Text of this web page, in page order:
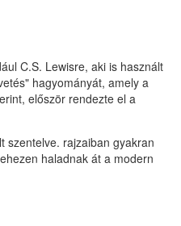
C.S. Lewisre, aki is használt
hagyományát, amely a
először rendezte el a
szentelve. rajzaiban gyakran
haladnak át a modern